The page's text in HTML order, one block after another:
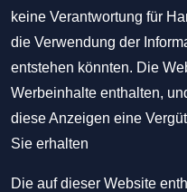
keine Verantwortung für
die Verwendung der
entstehen könnten. Die
Werbeinhalte enthalten,
diese Anzeigen eine
Sie erhalten
Die auf dieser Website